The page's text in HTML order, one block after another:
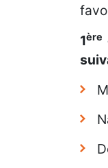
1ère